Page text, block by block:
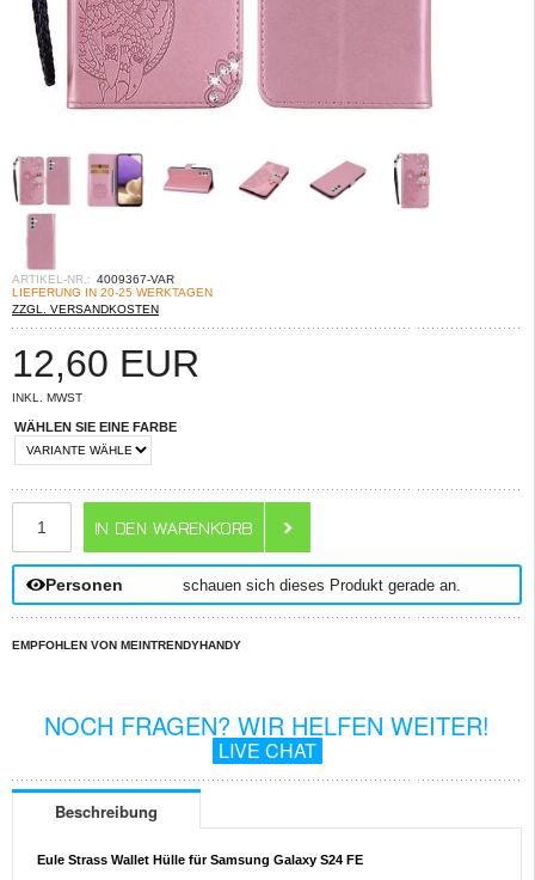
ARTIKEL-NR.: 4009367-VAR
LIEFERUNG IN 20-25 WERKTAGEN
ZZGL. VERSANDKOSTEN
12,60 EUR
INKL. MWST
WÄHLEN SIE EINE FARBE
Personen schauen sich dieses Produkt gerade an.
EMPFOHLEN VON MEINTRENDYHANDY
NOCH FRAGEN? WIR HELFEN WEITER!
LIVE CHAT
Beschreibung
Eule Strass Wallet Hülle für Samsung Galaxy S24 FE